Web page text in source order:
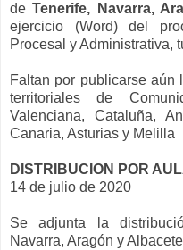
deTenerife, Navarra,
ejercicio (Word) del
Procesal y Administrativa,
Faltan por publicarse aún
territoriales de
Valenciana, Cataluña,
Canaria, Asturias y Melilla
DISTRIBUCION POR
14 de julio de 2020
Se adjunta la
Navarra, Aragón y Albacete